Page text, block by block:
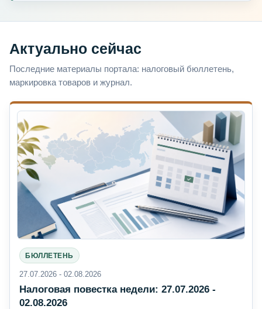
Актуально сейчас
Последние материалы портала: налоговый бюллетень,
маркировка товаров и журнал.
БЮЛЛЕТЕНЬ
27.07.2026 - 02.08.2026
Налоговая повестка недели: 27.07.2026 -
02.08.2026